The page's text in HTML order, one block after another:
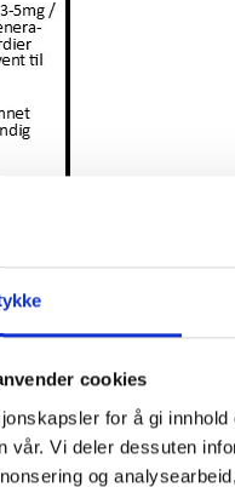
cookies
for å gi
vår. Vi deler dessuten
og